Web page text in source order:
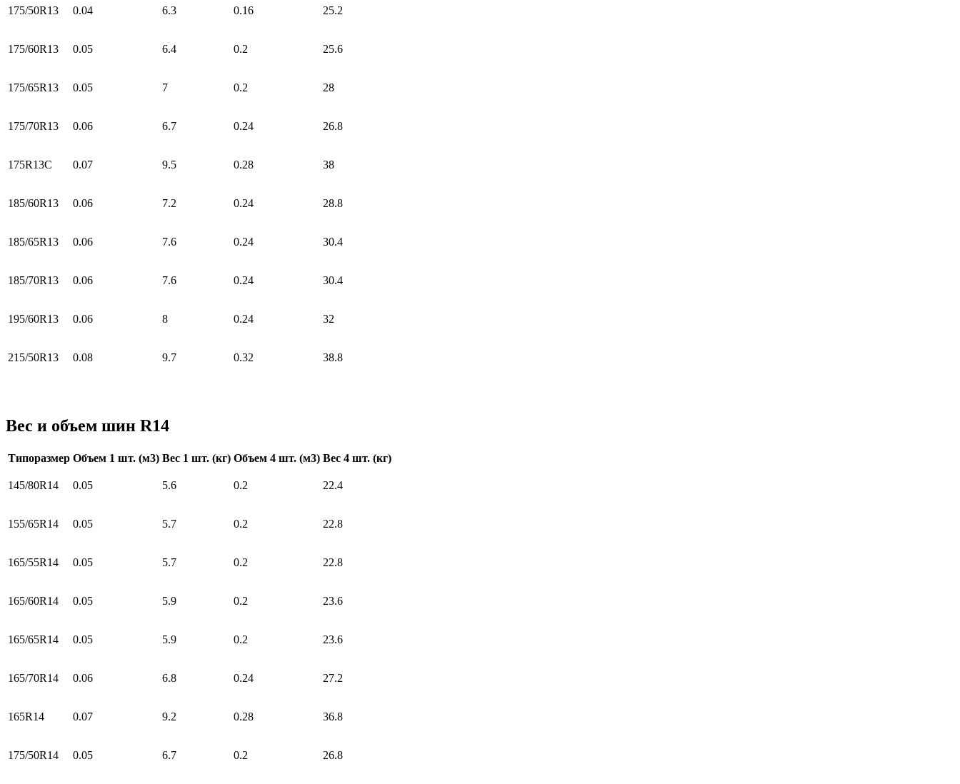
175/50R13 0.04 6.3 0.16 25.2
175/60R13 0.05 6.4 0.2 25.6
175/65R13 0.05 7 0.2 28
175/70R13 0.06 6.7 0.24 26.8
175R13C 0.07 9.5 0.28 38
185/60R13 0.06 7.2 0.24 28.8
185/65R13 0.06 7.6 0.24 30.4
185/70R13 0.06 7.6 0.24 30.4
195/60R13 0.06 8 0.24 32
215/50R13 0.08 9.7 0.32 38.8
Вес и объем шин R14
Типоразмер Объем 1 шт. (м3) Вес 1 шт. (кг) Объем 4 шт. (м3) Вес 4 шт. (кг)
145/80R14 0.05 5.6 0.2 22.4
155/65R14 0.05 5.7 0.2 22.8
165/55R14 0.05 5.7 0.2 22.8
165/60R14 0.05 5.9 0.2 23.6
165/65R14 0.05 5.9 0.2 23.6
165/70R14 0.06 6.8 0.24 27.2
165R14 0.07 9.2 0.28 36.8
175/50R14 0.05 6.7 0.2 26.8